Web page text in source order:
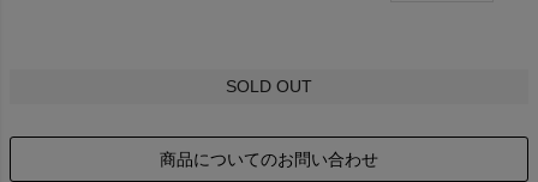
SOLD OUT
商品についてのお問い合わせ